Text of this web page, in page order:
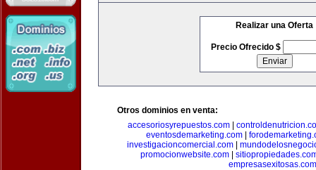
Realizar una Oferta
Precio Ofrecido $
Otros dominios en venta:
accesoriosyrepuestos.com
eventosdemarketing.com|
investigacioncomercial.com
promocionwebsite.com
empresasexitosas.com